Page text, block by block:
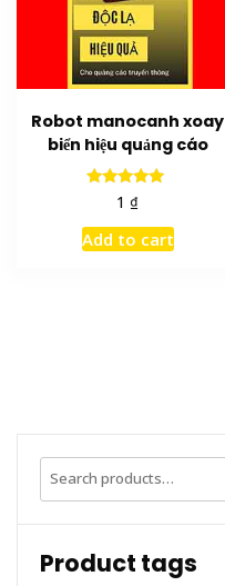
Robot manocanh xoay
biển hiệu quảng cáo
Rated
5.00
out of 5
1 ₫
Add to cart
Search
for:
Product tags